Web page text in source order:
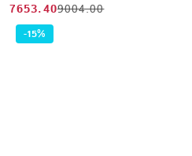
Cena
promocyjna:
7653.40
Cena
przed
9004.00
-15%